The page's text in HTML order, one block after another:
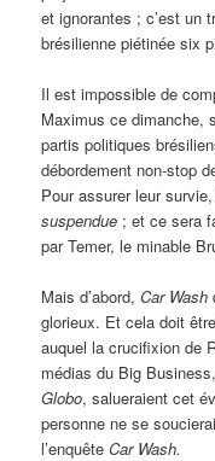
et ignorantes ; c’est un
brésilienne piétinée six
Il est impossible de
Maximus ce dimanche,
partis politiques
débordement non-stop
Pour assurer leur
suspendue ; et ce sera
par Temer, le minable
Mais d’abord,Car Wash
glorieux. Et cela doit
auquel la crucifixion de
médias du Big
Globo, salueraient cet
personne ne se
l’enquêteCar Wash.